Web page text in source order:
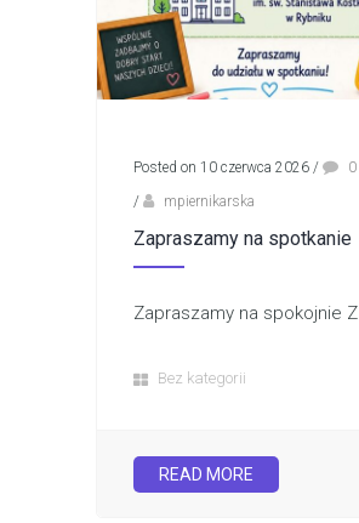
Posted on 10 czerwca 2026 /
0
/
mpiernikarska
Zapraszamy na spotkanie
Zapraszamy na spokojnie Z
Bez kategorii
READ MORE